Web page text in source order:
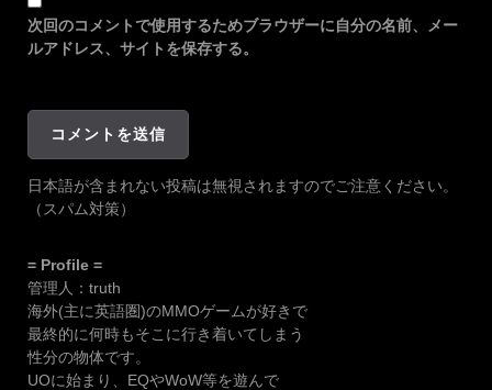
次回のコメントで使用するためブラウザーに自分の名前、メー
ルアドレス、サイトを保存する。
日本語が含まれない投稿は無視されますのでご注意ください。
（スパム対策）
= Profile =
管理人：truth
海外(主に英語圏)のMMOゲームが好きで
最終的に何時もそこに行き着いてしまう
性分の物体です。
UOに始まり、EQやWoW等を遊んで